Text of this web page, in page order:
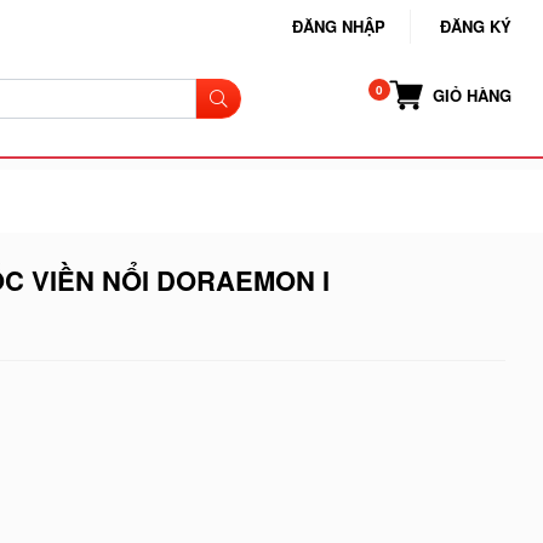
ĐĂNG NHẬP ĐĂNG KÝ
GIỎ HÀNG
VIỀN NỔI DORAEMON I